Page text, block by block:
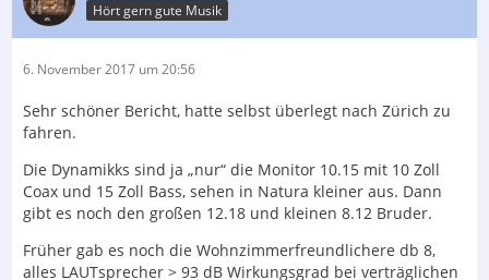
Hört gern gute Musik
6. November 2017 um 20:56
Sehr schöner Bericht, hatte selbst überlegt nach Zürich zu
fahren.
Die Dynamikks sind ja „nur“ die Monitor 10.15 mit 10 Zoll
Coax und 15 Zoll Bass, sehen in Natura kleiner aus. Dann
gibt es noch den großen 12.18 und kleinen 8.12 Bruder.
Früher gab es noch die Wohnzimmerfreundlichere db 8,
alles LAUTsprecher > 93 dB Wirkungsgrad bei verträglichen